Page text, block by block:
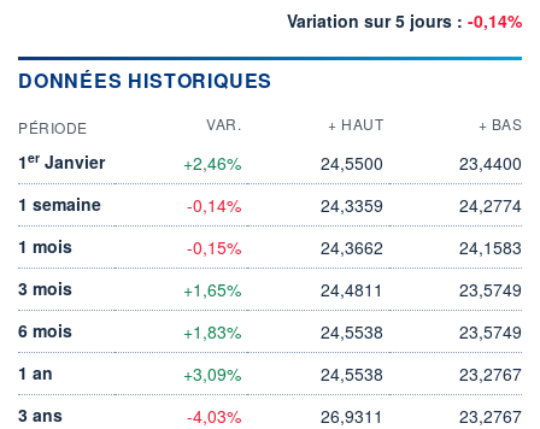
Variation sur 5 jours : -0,14%
DONNÉES HISTORIQUES
PÉRIODE VAR. + HAUT + BAS
1er Janvier +2,46% 24,5500
23,4400
1 semaine
-0,14% 24,3359
24,2774
1 mois
-0,15% 24,3662
24,1583
3 mois
+1,65% 24,4811
23,5749
6 mois
+1,83% 24,5538
23,5749
1 an
+3,09% 24,5538
23,2767
3 ans
-4,03% 26,9311
23,2767